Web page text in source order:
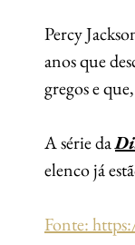
Percy
anos que
gregos e
A série da
elenco já
Fonte: